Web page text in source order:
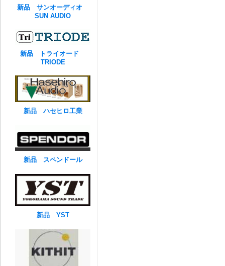
新品 サンオーディオ
SUN AUDIO
新品 トライオード
TRIODE
新品 ハセヒロ工業
新品 スペンドール
新品 YST